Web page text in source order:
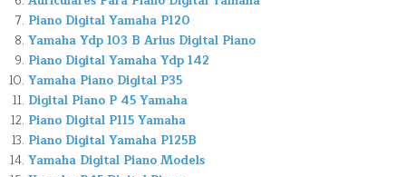
Piano Digital Yamaha P120
Yamaha Ydp 103 B Arius Digital Piano
Piano Digital Yamaha Ydp 142
Yamaha Piano Digital P35
Digital Piano P 45 Yamaha
Piano Digital P115 Yamaha
Piano Digital Yamaha P125B
Yamaha Digital Piano Models